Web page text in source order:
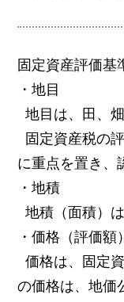
固定資産評価基
・地目
地目は、田、
固定資産税の
に重点を置き、
・地積
地積（面積）
・価格（評価額）
価格は、固定
の価格は、地価